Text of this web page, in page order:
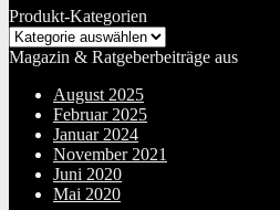
Produkt-Kategorien
Magazin & Ratgeberbeiträge aus
August 2025
Februar 2025
Januar 2024
November 2021
Juni 2020
Mai 2020